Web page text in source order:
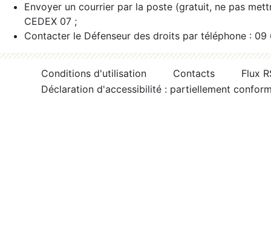
Envoyer un courrier par la poste (gratuit, ne pas
CEDEX 07 ;
Contacter le Défenseur des droits par téléphone :
Conditions d'utilisation Contacts
Flux
Déclaration d'accessibilité : partiellement